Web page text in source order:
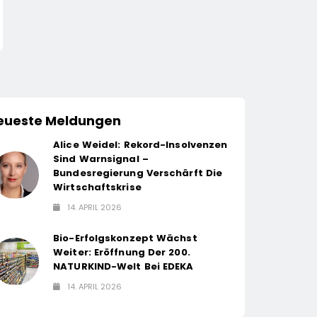
Stellenportals Im Jobiqo-
Netzwerk
Meldungen
Alice Weidel: Rekord-Insolvenzen
Sind Warnsignal –
Bundesregierung Verschärft Die
Wirtschaftskrise
14. APRIL 2026
Bio-Erfolgskonzept Wächst
Weiter: Eröffnung Der 200.
NATURKIND-Welt Bei EDEKA
14. APRIL 2026